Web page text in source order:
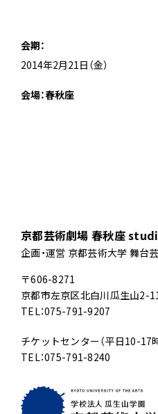
会期：
2014年2月21日（金）
会場：春秋座
京都芸術劇場 春秋座
企画・運営 京都芸術大学 舞台
〒606-8271
京都市左京区北白川瓜生山2-
TEL：075-791-9207
チケットセンター（平日10-17
TEL：075-791-8240